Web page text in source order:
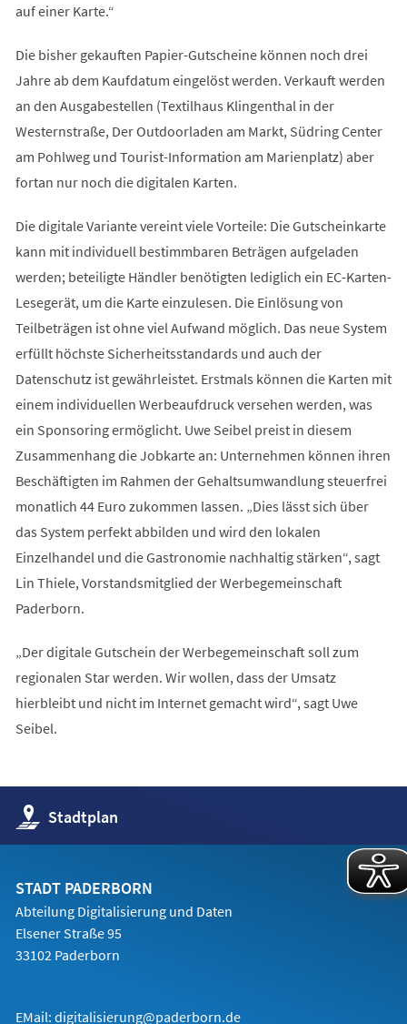
auf einer Karte.“
Die bisher gekauften Papier-Gutscheine können noch drei
Jahre ab dem Kaufdatum eingelöst werden. Verkauft werden
an den Ausgabestellen (Textilhaus Klingenthal in der
Westernstraße, Der Outdoorladen am Markt, Südring Center
am Pohlweg und Tourist-Information am Marienplatz) aber
fortan nur noch die digitalen Karten.
Die digitale Variante vereint viele Vorteile: Die Gutscheinkarte
kann mit individuell bestimmbaren Beträgen aufgeladen
werden; beteiligte Händler benötigten lediglich ein EC-Karten-
Lesegerät, um die Karte einzulesen. Die Einlösung von
Teilbeträgen ist ohne viel Aufwand möglich. Das neue System
erfüllt höchste Sicherheitsstandards und auch der
Datenschutz ist gewährleistet. Erstmals können die Karten mit
einem individuellen Werbeaufdruck versehen werden, was
ein Sponsoring ermöglicht. Uwe Seibel preist in diesem
Zusammenhang die Jobkarte an: Unternehmen können ihren
Beschäftigten im Rahmen der Gehaltsumwandlung steuerfrei
monatlich 44 Euro zukommen lassen. „Dies lässt sich über
das System perfekt abbilden und wird den lokalen
Einzelhandel und die Gastronomie nachhaltig stärken“, sagt
Lin Thiele, Vorstandsmitglied der Werbegemeinschaft
Paderborn.
„Der digitale Gutschein der Werbegemeinschaft soll zum
regionalen Star werden. Wir wollen, dass der Umsatz
hierbleibt und nicht im Internet gemacht wird“, sagt Uwe
Seibel.
Stadtplan
(Öffnet
in
einem
Tab)
STADT PADERBORN
Abteilung Digitalisierung und Daten
Elsener Straße 95
33102 Paderborn
EMail: digitalisierung@paderborn.de